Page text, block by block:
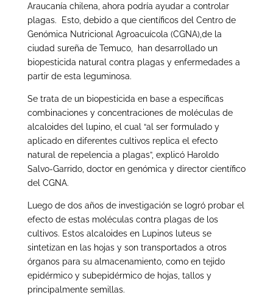
Araucanía chilena, ahora podría ayudar a controlar
plagas.
Esto, debido a que científicos del Centro de
Genómica Nutricional Agroacuícola (CGNA),de la
ciudad sureña de Temuco, han desarrollado un
biopesticida natural contra plagas y enfermedades a
partir de esta leguminosa.
Se trata de un biopesticida en base a específicas
combinaciones y concentraciones de moléculas de
alcaloides del lupino, el cual “al ser formulado y
aplicado en diferentes cultivos replica el efecto
natural de repelencia a plagas”, explicó Haroldo
Salvo-Garrido, doctor en genómica y director científico
del CGNA.
Luego de dos años de investigación se logró probar el
efecto de estas moléculas contra plagas de los
cultivos. Estos alcaloides en Lupinos luteus se
sintetizan en las hojas y son transportados a otros
órganos para su almacenamiento, como en tejido
epidérmico y subepidérmico de hojas, tallos y
principalmente semillas.